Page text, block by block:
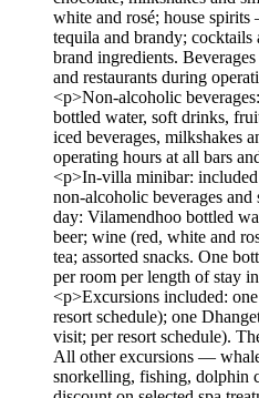
white and rosé; house
tequila and brandy;
brand ingredients.
and restaurants during
<p>Non-alcoholic
bottled water, soft drinks,
iced beverages, milkshakes
operating hours at all bars
<p>In-villa minibar:
non-alcoholic beverages and
day: Vilamendhoo bottled
beer; wine (red, white and
tea; assorted snacks. One
per room per length of stay
<p>Excursions included:
resort schedule); one
visit; per resort schedule).
All other excursions —
snorkelling, fishing, dolphin